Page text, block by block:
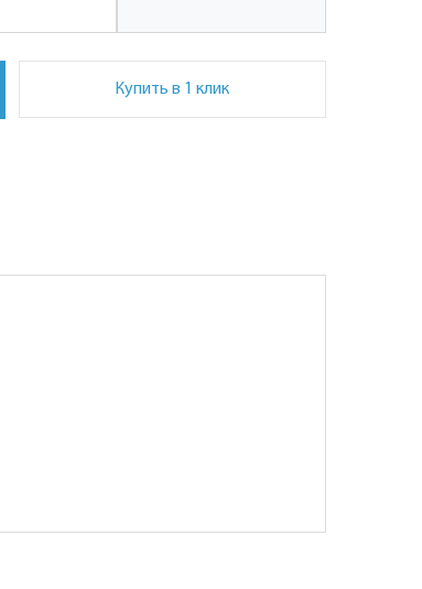
Купить в 1 клик